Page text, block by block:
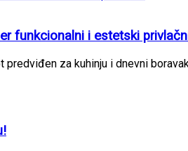
funkcionalni i estetski
za kuhinju i dnevni